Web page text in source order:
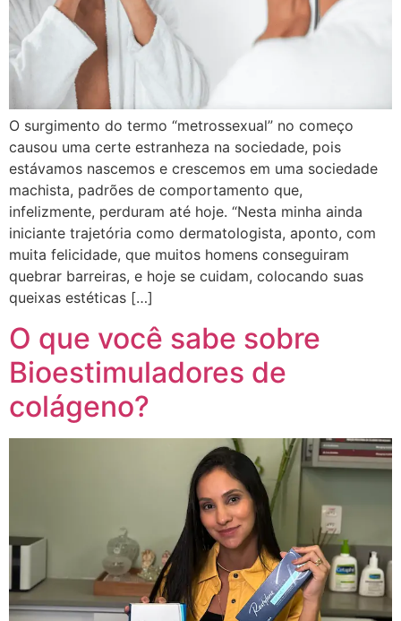
O surgimento do termo “metrossexual” no começo
causou uma certe estranheza na sociedade, pois
estávamos nascemos e crescemos em uma sociedade
machista, padrões de comportamento que,
infelizmente, perduram até hoje. “Nesta minha ainda
iniciante trajetória como dermatologista, aponto, com
muita felicidade, que muitos homens conseguiram
quebrar barreiras, e hoje se cuidam, colocando suas
queixas estéticas […]
O que você sabe sobre
Bioestimuladores de
colágeno?